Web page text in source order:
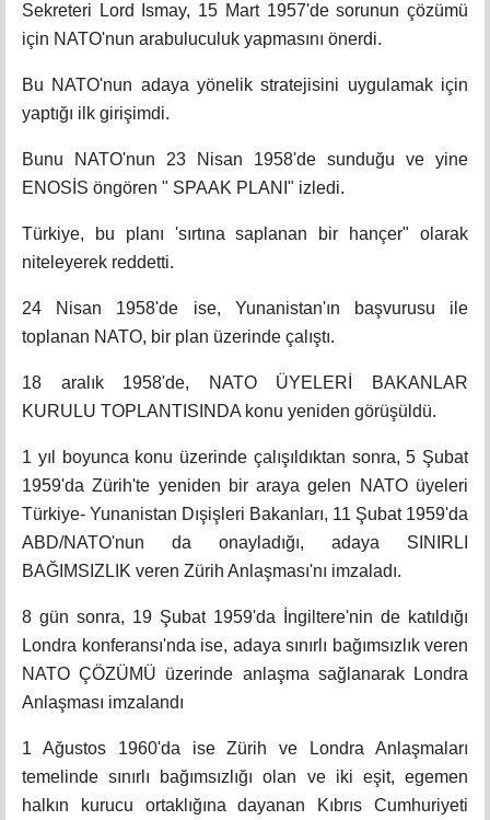
Sekreteri Lord Ismay, 15 Mart 1957'de sorunun çözümü
için NATO'nun arabuluculuk yapmasını önerdi.
Bu NATO'nun adaya yönelik stratejisini uygulamak için
yaptığı ilk girişimdi.
Bunu NATO'nun 23 Nisan 1958'de sunduğu ve yine
ENOSİS öngören " SPAAK PLANI" izledi.
Türkiye, bu planı 'sırtına saplanan bir hançer" olarak
niteleyerek reddetti.
24 Nisan 1958'de ise, Yunanistan'ın başvurusu ile
toplanan NATO, bir plan üzerinde çalıştı.
18 aralık 1958'de, NATO ÜYELERİ BAKANLAR
KURULU TOPLANTISINDA konu yeniden görüşüldü.
1 yıl boyunca konu üzerinde çalışıldıktan sonra, 5 Şubat
1959'da Zürih'te yeniden bir araya gelen NATO üyeleri
Türkiye- Yunanistan Dışişleri Bakanları, 11 Şubat 1959'da
ABD/NATO'nun da onayladığı, adaya SINIRLI
BAĞIMSIZLIK veren Zürih Anlaşması'nı imzaladı.
8 gün sonra, 19 Şubat 1959'da İngiltere'nin de katıldığı
Londra konferansı'nda ise, adaya sınırlı bağımsızlık veren
NATO ÇÖZÜMÜ üzerinde anlaşma sağlanarak Londra
Anlaşması imzalandı
1 Ağustos 1960'da ise Zürih ve Londra Anlaşmaları
temelinde sınırlı bağımsızlığı olan ve iki eşit, egemen
halkın kurucu ortaklığına dayanan Kıbrıs Cumhuriyeti